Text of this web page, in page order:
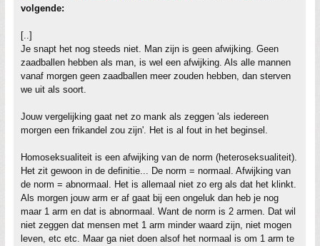
volgende:
[..]
Je snapt het nog steeds niet. Man zijn is geen afwijking. Geen
zaadballen hebben als man, is wel een afwijking. Als alle mannen
vanaf morgen geen zaadballen meer zouden hebben, dan sterven
we uit als soort.
Jouw vergelijking gaat net zo mank als zeggen 'als iedereen
morgen een frikandel zou zijn'. Het is al fout in het beginsel.
Homoseksualiteit is een afwijking van de norm (heteroseksualiteit).
Het zit gewoon in de definitie... De norm = normaal. Afwijking van
de norm = abnormaal. Het is allemaal niet zo erg als dat het klinkt.
Als morgen jouw arm er af gaat bij een ongeluk dan heb je nog
maar 1 arm en dat is abnormaal. Want de norm is 2 armen. Dat wil
niet zeggen dat mensen met 1 arm minder waard zijn, niet mogen
leven, etc etc. Maar ga niet doen alsof het normaal is om 1 arm te